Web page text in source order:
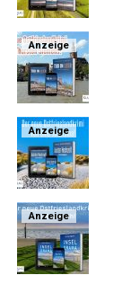
Anzeige
Anzeige
Anzeige